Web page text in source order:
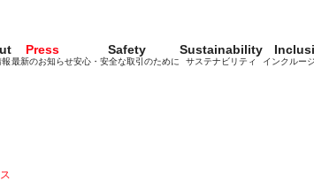
Press
最新のお知らせ
Safety
安心・安全な取引のために
Sustainability
サステナビリティ インクルー